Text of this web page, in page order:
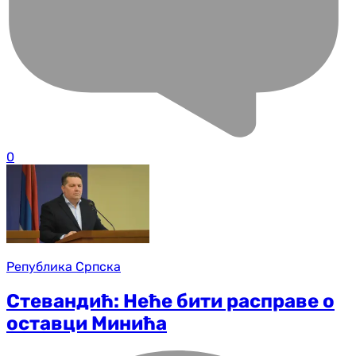
0
Република Српска
Стевандић: Неће бити расправе о
оставци Минића